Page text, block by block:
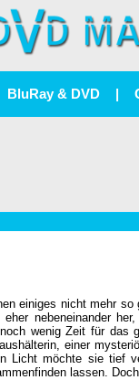
BluRay & DVD |
einiges nicht mehr
nebeneinander
wenig Zeit für das
einer
Licht möchte sie tief
lassen.